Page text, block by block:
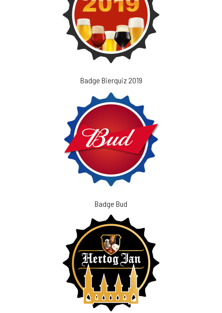
Badge Bierquiz 2019
Badge Bud